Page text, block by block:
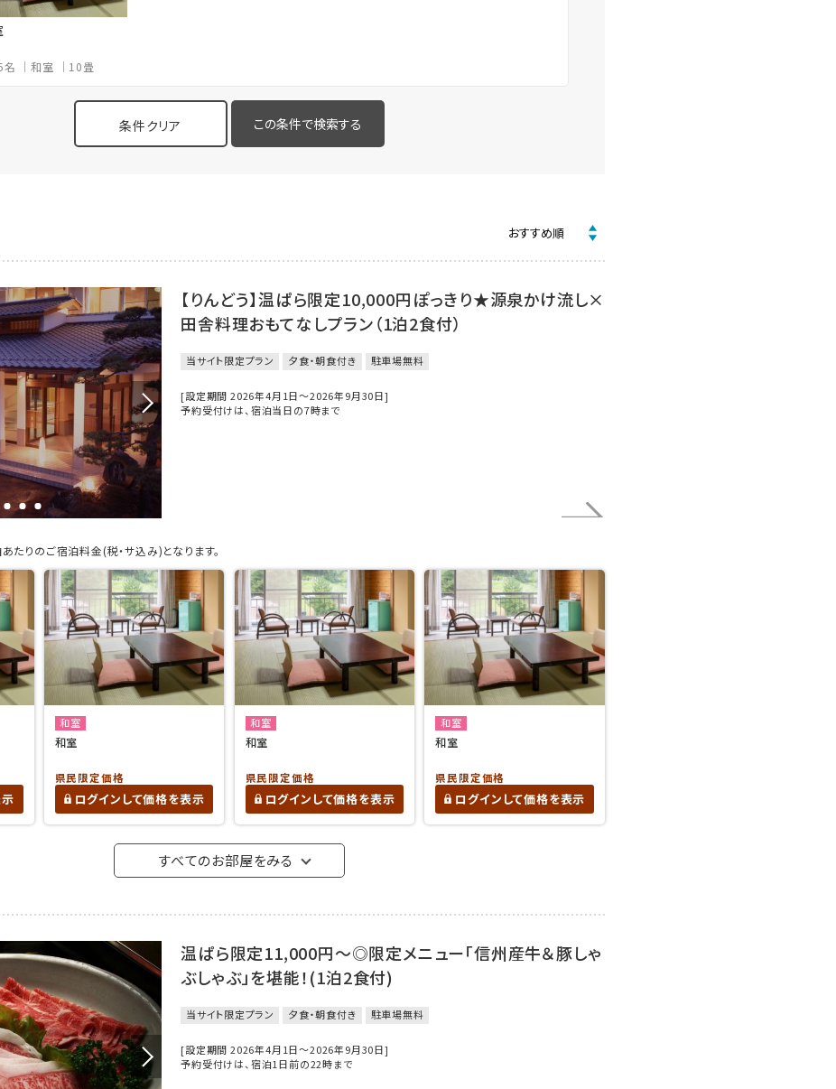
名 和室 10畳
条件クリア
【りんどう】温ぱら限定10,000円ぽっきり★源泉かけ流し×
田舎料理おもてなしプラン（1泊2食付）
当サイト限定プラン 夕食・朝食付き 駐車場無料
[設定期間 2026年4月1日～2026年9月30日]
予約受付けは、宿泊当日の7時まで
りのご宿泊料金(税・サ込み)となります。
和室
和室
県民限定価格
ログインして価格を表示
和室
和室
県民限定価格
ログインして価格を表示
和室
和室
県民限定価格
ログインして価格を表示
すべてのお部屋をみる
温ぱら限定11,000円～◎限定メニュー「信州産牛＆豚しゃ
ぶしゃぶ」を堪能！(1泊2食付)
当サイト限定プラン 夕食・朝食付き 駐車場無料
[設定期間 2026年4月1日～2026年9月30日]
予約受付けは、宿泊1日前の22時まで